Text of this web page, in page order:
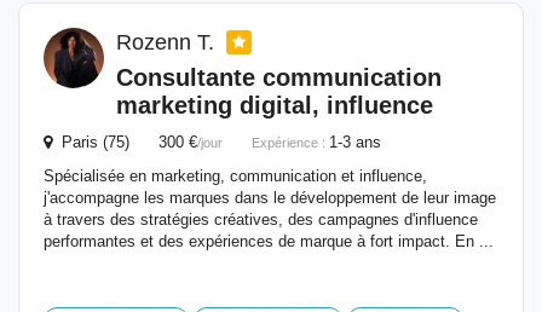
Rozenn T.
Consultante communication
marketing digital , influence
Paris (75) 300 €/jour Expérience : 1-3 ans
Spécialisée en marketing, communication et influence,
j'accompagne les marques dans le développement de leur image
à travers des stratégies créatives, des campagnes d'influence
performantes et des expériences de marque à fort impact. En ...